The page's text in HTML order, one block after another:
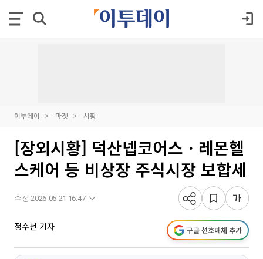
이투데이 마켓 시황
[장외시황] 덕산넵코어스ㆍ레몬헬
스케어 등 비상장 주식시장 보합세
수정 2026-05-21 16:47
정수천 기자 구글 선호매체 추가